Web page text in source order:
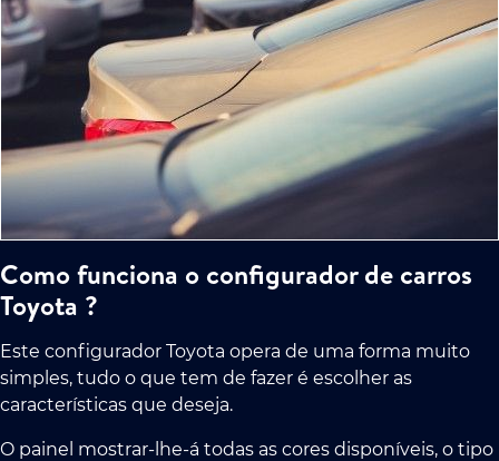
Como funciona o configurador de carros
Toyota ?
Este configurador Toyota opera de uma forma muito
simples, tudo o que tem de fazer é escolher as
características que deseja.
O painel mostrar-lhe-á todas as cores disponíveis, o tipo